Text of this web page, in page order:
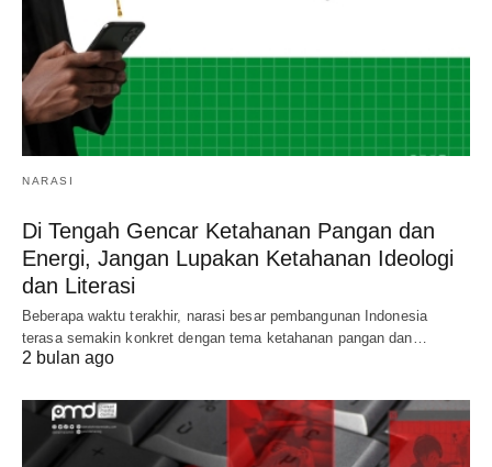
NARASI
Di Tengah Gencar Ketahanan Pangan dan
Energi, Jangan Lupakan Ketahanan Ideologi
dan Literasi
Beberapa waktu terakhir, narasi besar pembangunan Indonesia
terasa semakin konkret dengan tema ketahanan pangan dan…
2 bulan ago